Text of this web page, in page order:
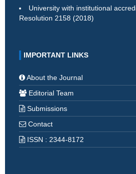
University with institutional
Resolution 2158 (2018)
IMPORTANT LINKS
About the Journal
Editorial Team
Submissions
Contact
ISSN : 2344-8172